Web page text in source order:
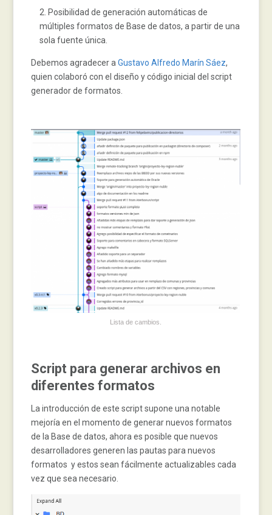
Posibilidad de generación automáticas de
múltiples formatos de Base de datos, a partir de una
sola fuente única.
Debemos agradecer aGustavo Alfredo Marín Sáez,
quien colaboró con el diseño y código inicial del script
generador de formatos.
Lista de cambios.
Script para generar archivos en
diferentes formatos
La introducción de este script supone una notable
mejoría en el momento de generar nuevos formatos
de la Base de datos, ahora es posible que nuevos
desarrolladores generen las pautas para nuevos
formatos y estos sean fácilmente actualizables cada
vez que sea necesario.